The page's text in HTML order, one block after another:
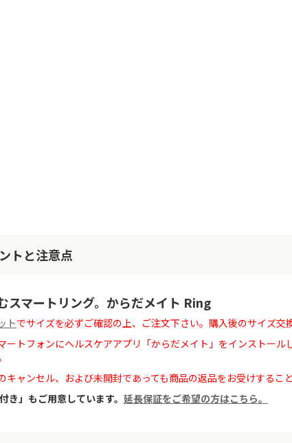
トと注意点
スマートリング。からだメイト Ring
トでサイズを必ずご確認の上、ご注文下さい。購入後のサイズ交
ートフォンにヘルスケアアプリ「からだメイト」をインストー
キャンセル、および未開封であっても商品の返品をお受けするこ
」もご用意しています。 延長保証をご希望の方はこちら。